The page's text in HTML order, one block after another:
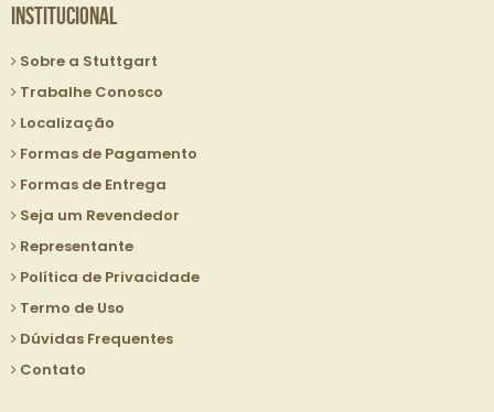
Institucional
Sobre a Stuttgart
Trabalhe Conosco
Localização
Formas de Pagamento
Formas de Entrega
Seja um Revendedor
Representante
Política de Privacidade
Termo de Uso
Dúvidas Frequentes
Contato